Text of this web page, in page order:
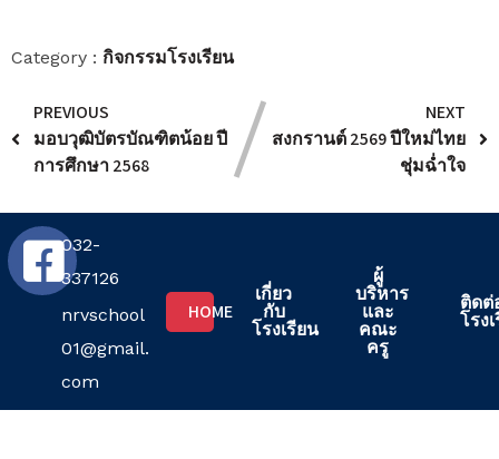
Category : กิจกรรมโรงเรียน
PREVIOUS
มอบวุฒิบัตรบัณฑิตน้อย ปี
การศึกษา 2568
NEXT
สงกรานต์ 2569 ปีใหม่ไทย
ชุ่มฉ่ำใจ
032-
337126
nrvschool
01@gmail.
com
HOME
เกี่ยว
กับ
โรงเรียน
ผู้
บริหาร
และ
คณะ
ครู
ติดต่
โรง